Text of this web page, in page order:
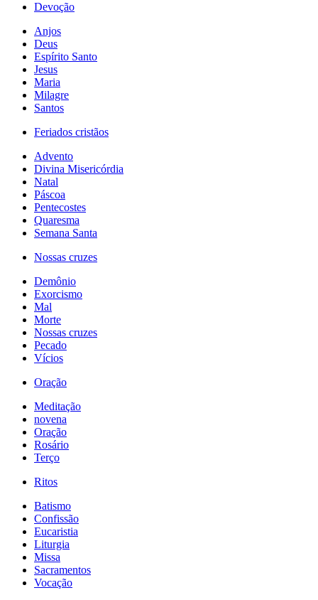
Devoção
Anjos
Deus
Espírito Santo
Jesus
Maria
Milagre
Santos
Feriados cristãos
Advento
Divina Misericórdia
Natal
Páscoa
Pentecostes
Quaresma
Semana Santa
Nossas cruzes
Demônio
Exorcismo
Mal
Morte
Nossas cruzes
Pecado
Vícios
Oração
Meditação
novena
Oração
Rosário
Terço
Ritos
Batismo
Confissão
Eucaristia
Liturgia
Missa
Sacramentos
Vocação